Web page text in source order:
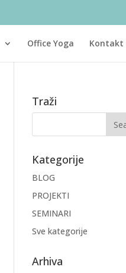
Office Yoga Kontakt
Traži
Kategorije
BLOG
PROJEKTI
SEMINARI
Sve kategorije
Arhiva